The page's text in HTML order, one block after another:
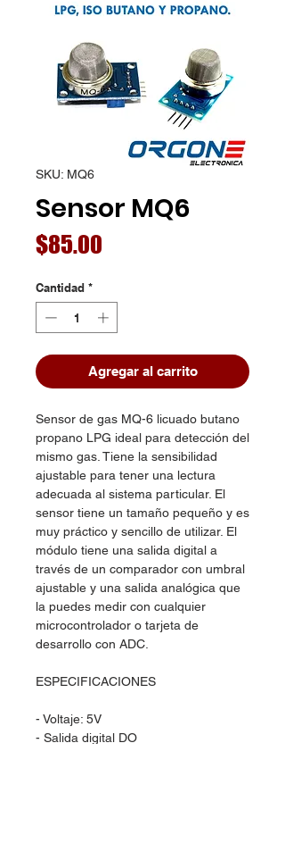
SKU: MQ6
Sensor MQ6
$85.00
Cantidad *
Agregar al carrito
Sensor de gas MQ-6 licuado butano
propano LPG ideal para detección del
mismo gas. Tiene la sensibilidad
ajustable para tener una lectura
adecuada al sistema particular. El
sensor tiene un tamaño pequeño y es
muy práctico y sencillo de utilizar. El
módulo tiene una salida digital a
través de un comparador con umbral
ajustable y una salida analógica que
la puedes medir con cualquier
microcontrolador o tarjeta de
desarrollo con ADC.
ESPECIFICACIONES
- Voltaje: 5V
- Salida digital DO